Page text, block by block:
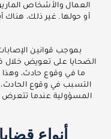
العمال والأشخاص
أو حولها. غير ذلك، هناك
بموجب قوانين
الضحايا على تعويض
ما في وقوع حادث،
التسبب في وقوع
المسؤولية عندما تتعرض